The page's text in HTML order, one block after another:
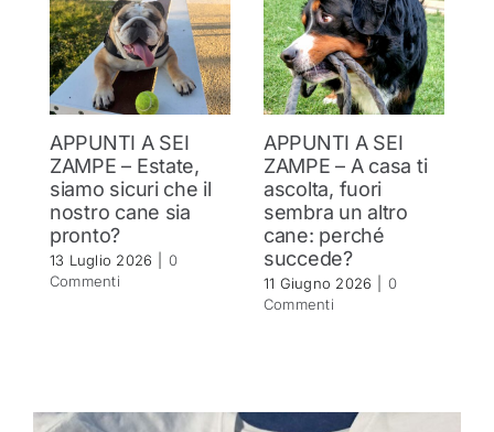
APPUNTI A SEI
ZAMPE – Estate,
siamo sicuri che il
nostro cane sia
pronto?
13 Luglio 2026
0
Commenti
APPUNTI A SEI
ZAMPE – A casa ti
ascolta, fuori
sembra un altro
cane: perché
succede?
11 Giugno 2026
0
Commenti